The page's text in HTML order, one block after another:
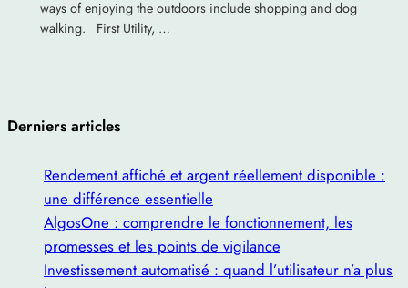
ways of enjoying the outdoors include shopping and dog
walking. First Utility, …
Derniers articles
Rendement affiché et argent réellement disponible :
une différence essentielle
AlgosOne : comprendre le fonctionnement, les
promesses et les points de vigilance
Investissement automatisé : quand l’utilisateur n’a plus